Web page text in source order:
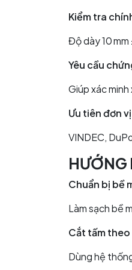
Kiểm tra
Độ dày 10
Yêu cầu
Giúp xác
Ưu tiên đơn
VINDEC,
HƯỚNG
Chuẩn bị bề
Làm sạch bề
Cắt tấm
Dùng hệ